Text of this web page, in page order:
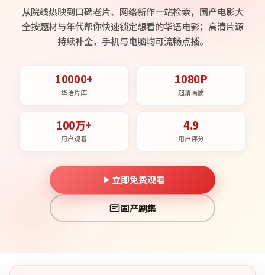
从院线热映到口碑老片、网络新作一站检索，国产电影大
全按题材与年代帮你快速锁定想看的华语电影；高清片源
持续补全，手机与电脑均可流畅点播。
10000+
华语片库
1080P
超清画质
100万+
用户观看
4.9
用户评分
立即免费观看
国产剧集